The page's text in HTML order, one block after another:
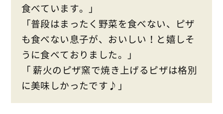
食べています。」
「普段はまったく野菜を食べない、ピザ
も食べない息子が、おいしい！と嬉しそ
うに食べておりました。」
「 薪火のピザ窯で焼き上げるピザは格別
に美味しかったです♪」